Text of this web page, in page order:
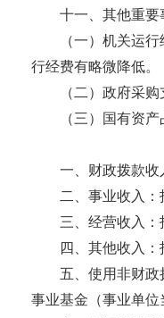
十一、其他重要
（一）机关运
行经费有略微降低。
（二）政府采
（三）国有资
一、财政拨款收
二、事业收入
三、经营收入
四、其他收入
五、使用非财
事业基金（事业单